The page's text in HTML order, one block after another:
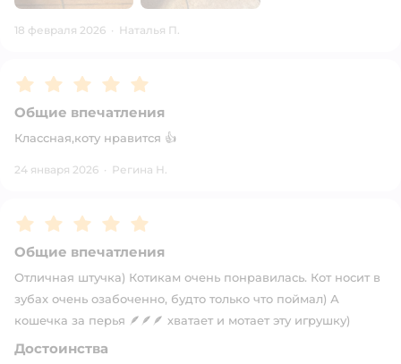
18 февраля 2026 · Наталья П.
Рейтинг:5
Общие впечатления
Классная,коту нравится 👍
24 января 2026 · Регина Н.
Рейтинг:5
Общие впечатления
Отличная штучка) Котикам очень понравилась. Кот носит в
зубах очень озабоченно, будто только что поймал) А
кошечка за перья 🪶🪶🪶 хватает и мотает эту игрушку)
Достоинства